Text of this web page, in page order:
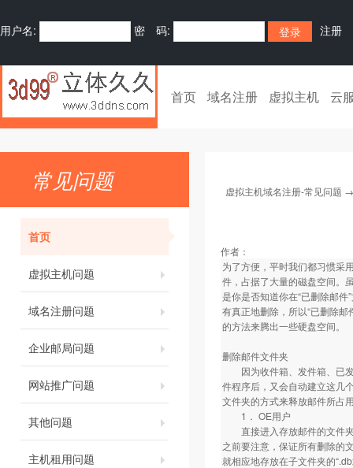
用户名: 密 码: 注册
首页 域名注册 虚拟主机 云
常见问题
首页
虚拟主机问题
域名注册问题
企业邮局问题
网站推广问题
其他问题
主机租用问题
虚拟主机域名注册-常见问题
作者：
为了方便，平时我们都习惯采
件，占据了大量的磁盘空间。
是你是否知道你在“已删除邮
有真正地删除，所以“已删除
的方法来腾出一些硬盘空间。
删除邮件文件夹
因为收件箱、发件箱、已发
件程序后，又会自动建立这几
文件夹的方式来释放邮件所占
1． OE用户
直接进入存放邮件的文件夹
之前要注意，保证所有删除的
就相应地存放在子文件夹的